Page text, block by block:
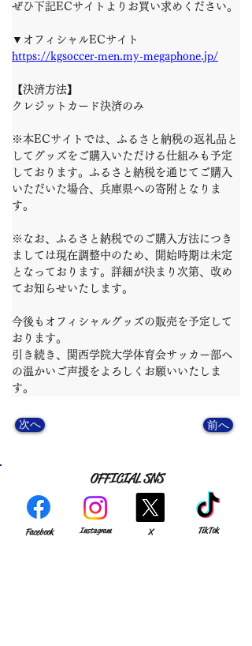
ぜひ下記ECサイトよりお買い求めください。
▼オフィシャルECサイト
https://kgsoccer-men.my-megaphone.jp/
【決済方法】
クレジットカード決済のみ
※本ECサイトでは、ふるさと納税の返礼品と
してグッズをご購入いただける仕組みも予定
しております。ふるさと納税を通じてご購入
いただいた場合、兵庫県への寄附となりま
す。
※なお、ふるさと納税でのご購入方法につき
ましては現在調整中のため、開始時期は未定
となっております。詳細が決まり次第、改め
てお知らせいたします。
今後もオフィシャルグッズの販売を予定して
おります。
引き続き、関西学院大学体育会サッカー部へ
の温かいご声援をよろしくお願いいたしま
す。
次へ 前へ
OFFICIAL SNS
Facebook Instagram X TikTok